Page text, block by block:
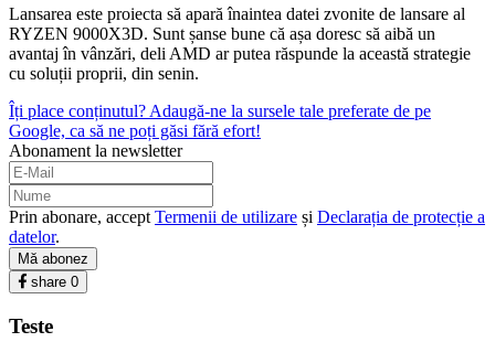
Lansarea este proiecta să apară înaintea datei zvonite de lansare al
RYZEN 9000X3D. Sunt șanse bune că așa doresc să aibă un
avantaj în vânzări, deli AMD ar putea răspunde la această strategie
cu soluții proprii, din senin.
Îți place conținutul? Adaugă-ne la sursele tale preferate de pe
Google, ca să ne poți găsi fără efort!
Abonament la newsletter
Prin abonare, accept Termenii de utilizare și Declarația de protecție a
datelor.
Mă abonez
share 0
Teste